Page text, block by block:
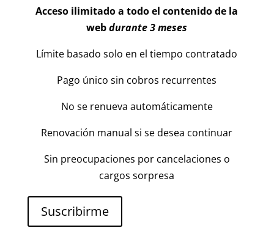
Acceso ilimitado a todo el contenido de la
webdurante 3 meses
Límite basado solo en el tiempo contratado
Pago único sin cobros recurrentes
No se renueva automáticamente
Renovación manual si se desea continuar
Sin preocupaciones por cancelaciones o
cargos sorpresa
Suscribirme